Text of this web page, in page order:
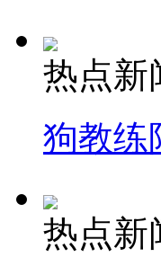
热点新
狗教练
热点新